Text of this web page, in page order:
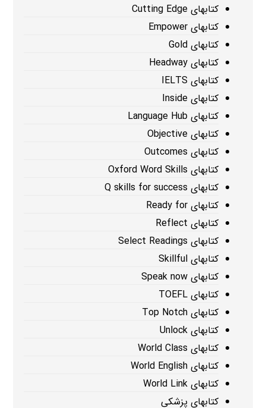
کتابهای Cutting Edge
کتابهای Empower
کتابهای Gold
کتابهای Headway
کتابهای IELTS
کتابهای Inside
کتابهای Language Hub
کتابهای Objective
کتابهای Outcomes
کتابهای Oxford Word Skills
کتابهای Q skills for success
کتابهای Ready for
کتابهای Reflect
کتابهای Select Readings
کتابهای Skillful
کتابهای Speak now
کتابهای TOEFL
کتابهای Top Notch
کتابهای Unlock
کتابهای World Class
کتابهای World English
کتابهای World Link
کتابهای پزشکی